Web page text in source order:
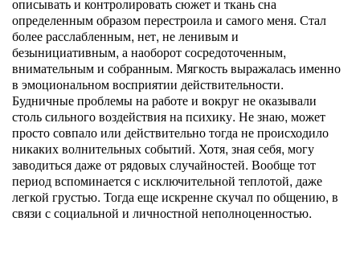
определенным образом перестроила и самого меня. Стал
более расслабленным, нет, не ленивым и
безынициативным, а наоборот сосредоточенным,
внимательным и собранным. Мягкость выражалась именно
в эмоциональном восприятии действительности.
Будничные проблемы на работе и вокруг не оказывали
столь сильного воздействия на психику. Не знаю, может
просто совпало или действительно тогда не происходило
никаких волнительных событий. Хотя, зная себя, могу
заводиться даже от рядовых случайностей. Вообще тот
период вспоминается с исключительной теплотой, даже
легкой грустью. Тогда еще искренне скучал по общению, в
связи с социальной и личностной неполноценностью.